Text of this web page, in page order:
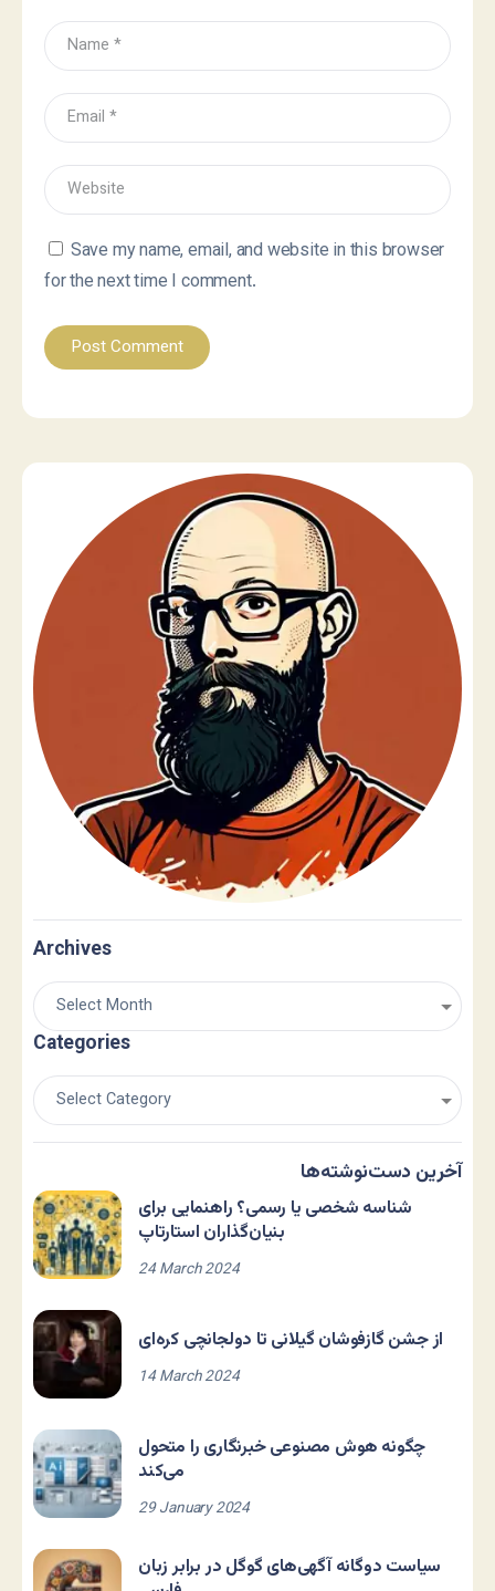
Save my name, email, and website in this browser
for the next time I comment.
Archives
Categories
آخرین دست‌نوشته‌ها
شناسه شخصی یا رسمی؟ راهنمایی برای
بنیان‌گذاران استارتاپ
24 March 2024
از جشن گازفوشان گیلانی تا دولجانچی کره‌ای
14 March 2024
چگونه هوش مصنوعی خبرنگاری را متحول
می‌کند
29 January 2024
سیاست دوگانه آگهی‌های گوگل در برابر زبان